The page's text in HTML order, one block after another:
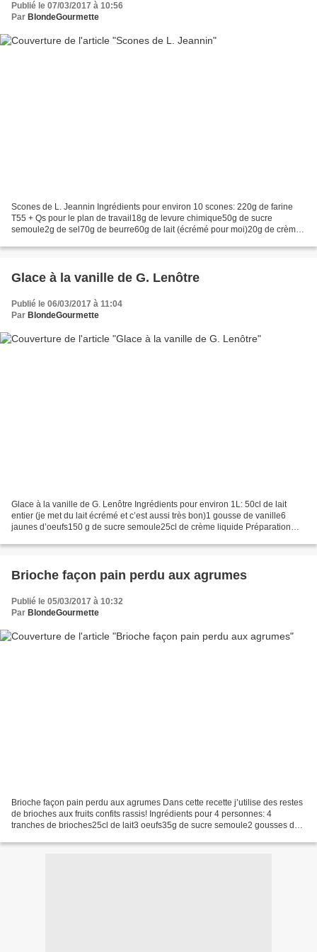
Publié le 07/03/2017 à 10:56
Par BlondeGourmette
Scones de L. Jeannin Ingrédients pour environ 10 scones: 220g de farine
T55 + Qs pour le plan de travail18g de levure chimique50g de sucre
semoule2g de sel70g de beurre60g de lait (écrémé pour moi)20g de crème
Glace à la vanille de G. Lenôtre
Publié le 06/03/2017 à 11:04
Par BlondeGourmette
Glace à la vanille de G. Lenôtre Ingrédients pour environ 1L: 50cl de lait
entier (je met du lait écrémé et c’est aussi très bon)1 gousse de vanille6
jaunes d’oeufs150 g de sucre semoule25cl de crème liquide Préparation
Brioche façon pain perdu aux agrumes
Publié le 05/03/2017 à 10:32
Par BlondeGourmette
Brioche façon pain perdu aux agrumes Dans cette recette j’utilise des restes
de brioches aux fruits confits rassis! Ingrédients pour 4 personnes: 4
tranches de brioches25cl de lait3 oeufs35g de sucre semoule2 gousses de